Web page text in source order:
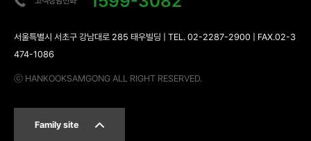
서울특별시 서초구 강남대로 285 태우빌딩 | TEL. 02-2287-2900 | FAX.02-3
474-1086
ⓒ HANKOOKSAMGONG ALL RIGHT RESERVED.
Family site